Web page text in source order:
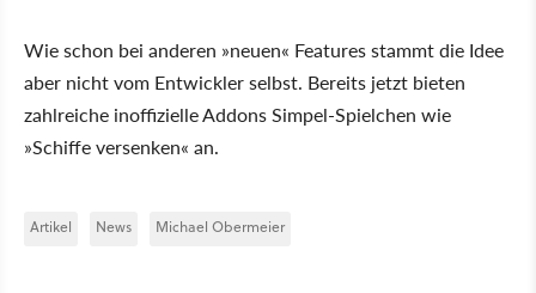
Wie schon bei anderen »neuen« Features stammt die Idee
aber nicht vom Entwickler selbst. Bereits jetzt bieten
zahlreiche inoffizielle Addons Simpel-Spielchen wie
»Schiffe versenken« an.
Artikel News Michael Obermeier